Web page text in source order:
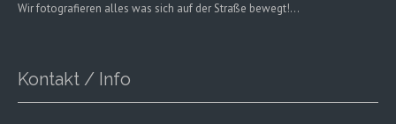
Wir fotografieren alles was sich auf der Straße bewegt!…
Kontakt / Info